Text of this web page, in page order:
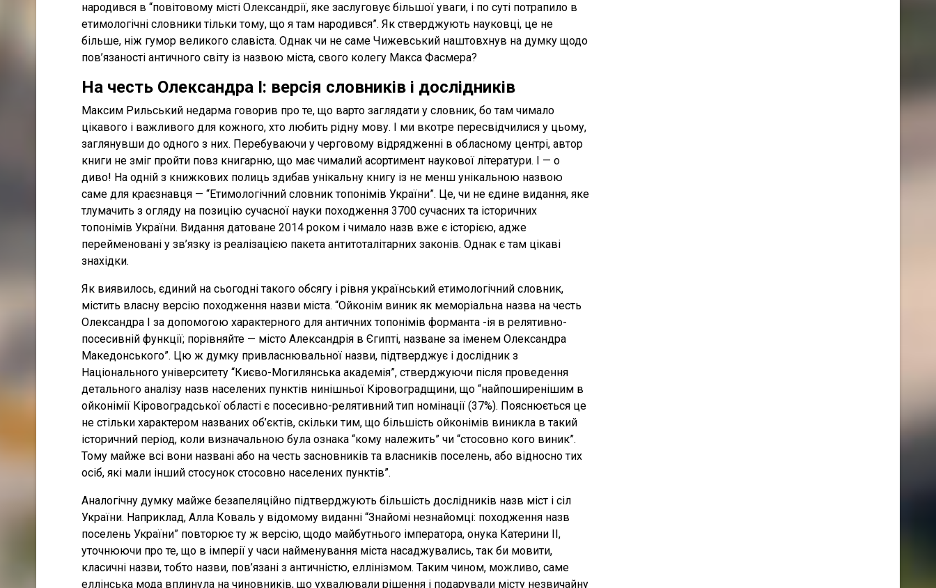
народився в “повітовому місті Олександрії, яке заслуговує більшої уваги, і по суті потрапило в
етимологічні словники тільки тому, що я там народився”. Як стверджують науковці, це не
більше, ніж гумор великого славіста. Однак чи не саме Чижевський наштовхнув на думку щодо
пов’язаності античного світу із назвою міста, свого колегу Макса Фасмера?
На честь Олександра I: версія словників і дослідників
Максим Рильський недарма говорив про те, що варто заглядати у словник, бо там чимало
цікавого і важливого для кожного, хто любить рідну мову. І ми вкотре пересвідчилися у цьому,
заглянувши до одного з них. Перебуваючи у черговому відрядженні в обласному центрі, автор
книги не зміг пройти повз книгарню, що має чималий асортимент наукової літератури. І — о
диво! На одній з книжкових полиць здибав унікальну книгу із не менш унікальною назвою
саме для краєзнавця — “Етимологічний словник топонімів України”. Це, чи не єдине видання, яке
тлумачить з огляду на позицію сучасної науки походження 3700 сучасних та історичних
топонімів України. Видання датоване 2014 роком і чимало назв вже є історією, адже
перейменовані у зв’язку із реалізацією пакета антитоталітарних законів. Однак є там цікаві
знахідки.
Як виявилось, єдиний на сьогодні такого обсягу і рівня український етимологічний словник,
містить власну версію походження назви міста. “Ойконім виник як меморіальна назва на честь
Олександра I за допомогою характерного для античних топонімів форманта -ія в релятивно-
посесивній функції; порівняйте — місто Александрія в Єгипті, назване за іменем Олександра
Македонського”. Цю ж думку привласнювальної назви, підтверджує і дослідник з
Національного університету “Києво-Могилянська академія”, стверджуючи після проведення
детального аналізу назв населених пунктів нинішньої Кіровоградщини, що “найпоширенішим в
ойконімії Кіровоградської області є посесивно-релятивний тип номінації (37%). Пояснюється це
не стільки характером названих об’єктів, скільки тим, що більшість ойконімів виникла в такий
історичний період, коли визначальною була ознака “кому належить” чи “стосовно кого виник”.
Тому майже всі вони названі або на честь засновників та власників поселень, або відносно тих
осіб, які мали інший стосунок стосовно населених пунктів”.
Аналогічну думку майже безапеляційно підтверджують більшість дослідників назв міст і сіл
України. Наприклад, Алла Коваль у відомому виданні “Знайомі незнайомці: походження назв
поселень України” повторює ту ж версію, щодо майбутнього імператора, онука Катерини II,
уточнюючи про те, що в імперії у часи найменування міста насаджувались, так би мовити,
класичні назви, тобто назви, пов’язані з античністю, еллінізмом. Таким чином, можливо, саме
еллінська мода вплинула на чиновників, що ухвалювали рішення і подарували місту незвичайну